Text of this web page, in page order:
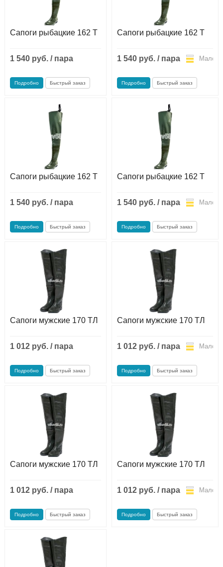
Сапоги рыбацкие 162 Т
1 540 руб. / пара
Мало
Подробно Быстрый заказ
Сапоги рыбацкие 162 Т
1 540 руб. / пара Мало
Подробно Быстрый заказ
Сапоги рыбацкие 162 Т
1 540 руб. / пара
Мало
Подробно Быстрый заказ
Сапоги рыбацкие 162 Т
1 540 руб. / пара Мало
Подробно Быстрый заказ
Сапоги мужские 170 ТЛ
1 012 руб. / пара
Мало
Подробно Быстрый заказ
Сапоги мужские 170 ТЛ
1 012 руб. / пара Мало
Подробно Быстрый заказ
Сапоги мужские 170 ТЛ
1 012 руб. / пара
Мало
Подробно Быстрый заказ
Сапоги мужские 170 ТЛ
1 012 руб. / пара Мало
Подробно Быстрый заказ